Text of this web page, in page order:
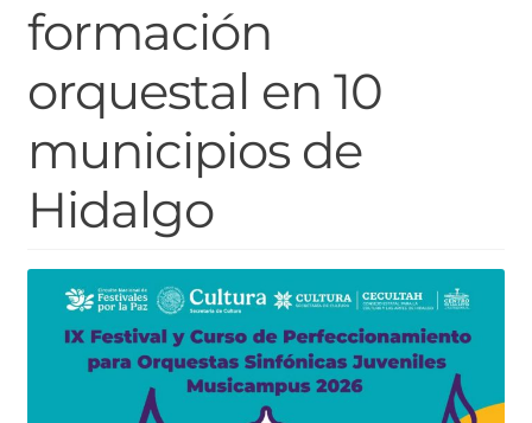
formación
orquestal en 10
municipios de
Hidalgo